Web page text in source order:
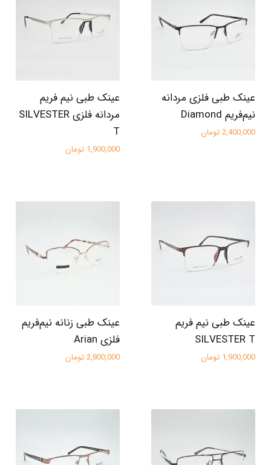
عینک طبی فلزی مردانه
نیم‌فریم Diamond
2,400,000 تومان
عینک طبی نیم فریم
مردانه فلزی SILVESTER
T
1,900,000 تومان
عینک طبی نیم فریم
SILVESTER T
1,900,000 تومان
عینک طبی زنانه نیم‌فریم
فلزی Arian
2,800,000 تومان